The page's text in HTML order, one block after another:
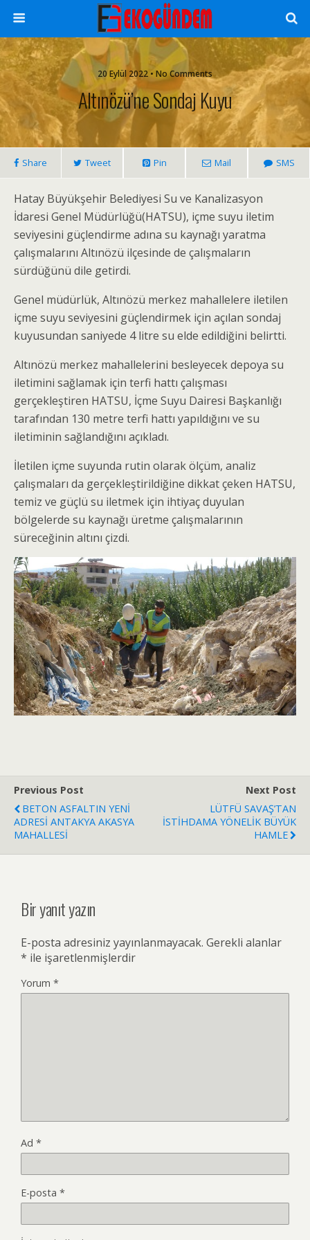
20 Eylül 2022 • No Comments
Altınözü’ne Sondaj Kuyu
Share Tweet Pin Mail SMS
Hatay Büyükşehir Belediyesi Su ve Kanalizasyon
İdaresi Genel Müdürlüğü(HATSU), içme suyu iletim
seviyesini güçlendirme adına su kaynağı yaratma
çalışmalarını Altınözü ilçesinde de çalışmaların
sürdüğünü dile getirdi.
Genel müdürlük, Altınözü merkez mahallelere iletilen
içme suyu seviyesini güçlendirmek için açılan sondaj
kuyusundan saniyede 4 litre su elde edildiğini belirtti.
Altınözü merkez mahallelerini besleyecek depoya su
iletimini sağlamak için terfi hattı çalışması
gerçekleştiren HATSU, İçme Suyu Dairesi Başkanlığı
tarafından 130 metre terfi hattı yapıldığını ve su
iletiminin sağlandığını açıkladı.
İletilen içme suyunda rutin olarak ölçüm, analiz
çalışmaları da gerçekleştirildiğine dikkat çeken HATSU,
temiz ve güçlü su iletmek için ihtiyaç duyulan
bölgelerde su kaynağı üretme çalışmalarının
süreceğinin altını çizdi.
Previous Post
BETON ASFALTIN YENİ
ADRESİ ANTAKYA AKASYA
MAHALLESİ
Next Post
LÜTFÜ SAVAŞ’TAN
İSTİHDAMA YÖNELİK BÜYÜK
HAMLE
Bir yanıt yazın
E-posta adresiniz yayınlanmayacak. Gerekli alanlar
* ile işaretlenmişlerdir
Yorum *
Ad *
E-posta *